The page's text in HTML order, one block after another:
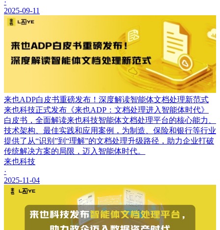
2025-09-11
来也ADP白皮书重磅发布！深度解读智能体文档处理新范式
来也科技正式发布《来也ADP：文档处理进入智能体时代》
白皮书，全面解读来也科技智能体文档处理平台的核心能力、
技术架构、最佳实践和应用案例，为制造、保险和银行等行业
提供了从“识别”到“理解”的文档处理升级路径，助力企业打破
传统解决方案的局限，迈入智能体时代。
来也科技
·
2025-11-04